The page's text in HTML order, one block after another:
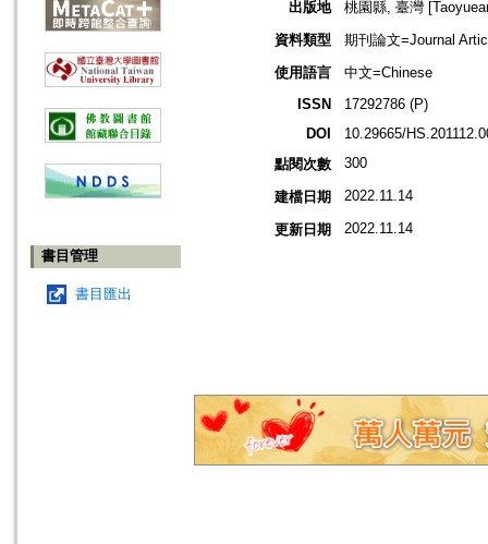
書目管理
書目匯出
出版地
桃園縣, 臺灣
資料類型
期刊論文=Journal
使用語言
中文=Chinese
ISSN
17292786 (P)
DOI
10.29665/
點閱次數
300
建檔日期 2022.11.14
更新日期 2022.11.14